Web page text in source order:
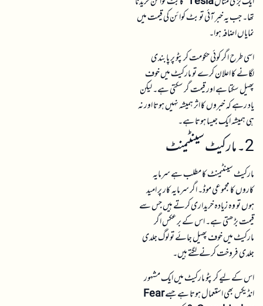
اسی طرح اگر کوئی حکومت کرپٹو پر پابندی
لگانے کا اعلان کرے تو مارکیٹ میں خوف
پھیل سکتا ہے اور قیمت گر سکتی ہے۔ لیکن
یاد رہے کہ خبروں کا اثر ہمیشہ نہیں ہوتا اور نہ
ہی ہمیشہ ایک جیسا ہوتا ہے۔
2۔ مارکیٹ سینٹیمنٹ
مارکیٹ سینٹیمنٹ کا مطلب ہے سرمایہ
کاروں کا مجموعی موڈ۔ اگر سرمایہ کار پر امید
ہوں تو وہ زیادہ خریداری کرتے ہیں جس سے
قیمت بڑھتی ہے۔ اس کے برعکس اگر
مارکیٹ میں خوف پھیل جائے تو لوگ جلدی
جلدی فروخت کرنے لگتے ہیں۔
اس کے لیے کرپٹو مارکیٹ میں ایک مشہور
انڈیکس بھی استعمال ہوتا ہے جسے
& Greed Index
کہا جاتا ہے۔
سرمایہ کاروں کا یہ موڈ خود کئی چیزوں سے
متاثر ہوتا ہے جیسے خبریں، مستقبل کی امید،